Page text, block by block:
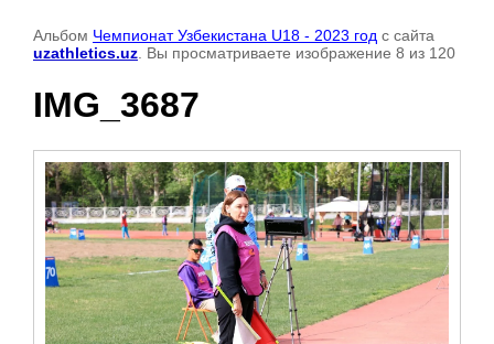
Альбом Чемпионат Узбекистана U18 - 2023 год с сайта
uzathletics.uz . Вы просматриваете изображение 8 из 120
IMG_3687